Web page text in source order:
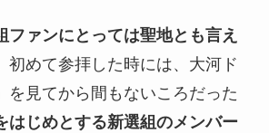
ファンにとっては聖地とも言え
初めて参拝した時には、大河ド
を見てから間もないころだった
はじめとする新選組のメンバー